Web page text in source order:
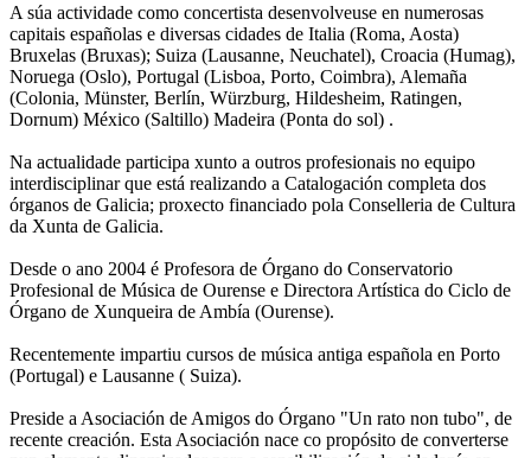
A súa actividade como concertista desenvolveuse en numerosas
capitais españolas e diversas cidades de Italia (Roma, Aosta)
Bruxelas (Bruxas); Suiza (Lausanne, Neuchatel), Croacia (Humag),
Noruega (Oslo), Portugal (Lisboa, Porto, Coimbra), Alemaña
(Colonia, Münster, Berlín, Würzburg, Hildesheim, Ratingen,
Dornum) México (Saltillo) Madeira (Ponta do sol) .
Na actualidade participa xunto a outros profesionais no equipo
interdisciplinar que está realizando a Catalogación completa dos
órganos de Galicia; proxecto financiado pola Conselleria de Cultura
da Xunta de Galicia.
Desde o ano 2004 é Profesora de Órgano do Conservatorio
Profesional de Música de Ourense e Directora Artística do Ciclo de
Órgano de Xunqueira de Ambía (Ourense).
Recentemente impartiu cursos de música antiga española en Porto
(Portugal) e Lausanne ( Suiza).
Preside a Asociación de Amigos do Órgano "Un rato non tubo", de
recente creación. Esta Asociación nace co propósito de converterse